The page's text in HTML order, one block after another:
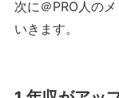
次に＠PRO人の
いきます。